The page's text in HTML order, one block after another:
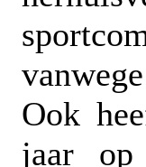
Ook
jaar